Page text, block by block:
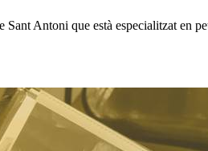
Antoni que està especialitzat en